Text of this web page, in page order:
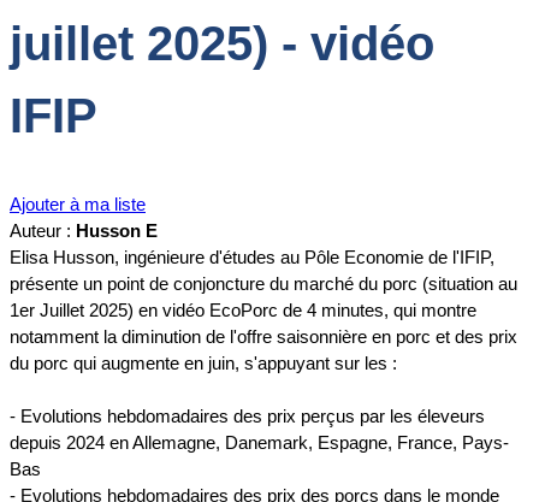
juillet 2025) - vidéo
IFIP
Ajouter à ma liste
Auteur : Husson E
Elisa Husson, ingénieure d'études au Pôle Economie de l'IFIP,
présente un point de conjoncture du marché du porc (situation au
1er Juillet 2025) en vidéo EcoPorc de 4 minutes, qui montre
notamment la diminution de l'offre saisonnière en porc et des prix
du porc qui augmente en juin, s'appuyant sur les :
- Evolutions hebdomadaires des prix perçus par les éleveurs
depuis 2024 en Allemagne, Danemark, Espagne, France, Pays-
Bas
- Evolutions hebdomadaires des prix des porcs dans le monde